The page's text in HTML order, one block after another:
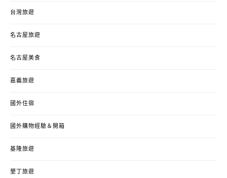
台灣旅遊
名古屋旅遊
名古屋美食
嘉義旅遊
國外住宿
國外購物經驗＆開箱
基隆旅遊
墾丁旅遊